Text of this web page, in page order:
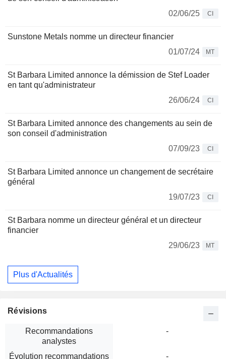
02/06/25
CI
Sunstone Metals nomme un directeur financier
01/07/24
MT
St Barbara Limited annonce la démission de Stef Loader
en tant qu'administrateur
26/06/24
CI
St Barbara Limited annonce des changements au sein de
son conseil d'administration
07/09/23
CI
St Barbara Limited annonce un changement de secrétaire
général
19/07/23
CI
St Barbara nomme un directeur général et un directeur
financier
29/06/23
MT
Plus d'Actualités
Révisions
Recommandations
analystes
-
Évolution recommandations -